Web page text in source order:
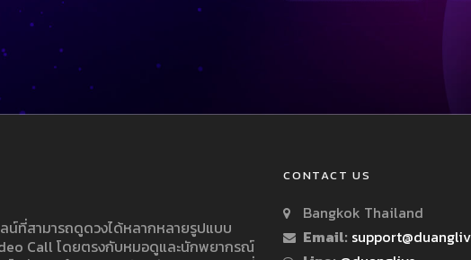
ที่สามารถดูดวงได้หลากหลายรูปแบบ
Call โดยตรงกับหมอดูและนักพยากรณ์
CONTACT US
Bangkok Thailand
Email: